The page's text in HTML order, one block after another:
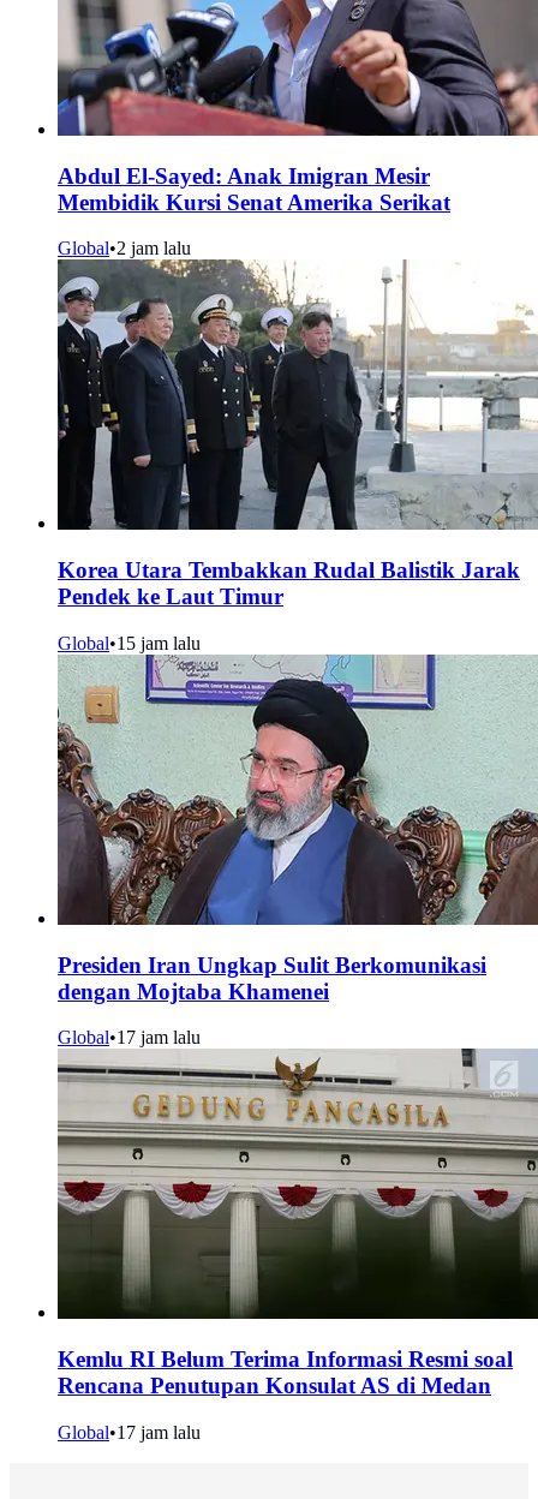
Abdul El-Sayed: Anak Imigran Mesir
Membidik Kursi Senat Amerika Serikat
Global•2 jam lalu
Korea Utara Tembakkan Rudal Balistik Jarak
Pendek ke Laut Timur
Global•15 jam lalu
Presiden Iran Ungkap Sulit Berkomunikasi
dengan Mojtaba Khamenei
Global•17 jam lalu
Kemlu RI Belum Terima Informasi Resmi soal
Rencana Penutupan Konsulat AS di Medan
Global•17 jam lalu